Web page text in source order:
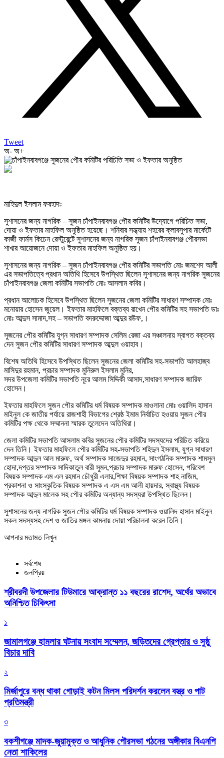
Tweet
অ- অ+
মাহিদুল ইসলাম ফরহাদঃ
সুশাসনের জন্য নাগরিক – সুজন চাঁপাইনবাবগঞ্জ পৌর কমিটির উদ্যোগে পরিচিত সভা,
দোয়া ও ইফতার মাহফিল অনুষ্ঠিত হয়েছে। শনিবার সন্ধ্যায় শহরের ক্লাবসুপার মার্কেটে
কাজী ফার্মস কিচেন রেস্টুরেন্টে সুশাসনের জন্য নাগরিক সুজন চাঁপাইনবাবগঞ্জ পৌরসভা
শাখার আয়োজনে দোয়া ও ইফতার মাহফিল অনুষ্ঠিত হয়।
সুশাসনের জন্য নাগরিক – সুজন চাঁপাইনবাবগঞ্জ পৌর কমিটির সভাপতি মোঃ জমশেদ আলী
এর সভাপতিত্বে প্রধান অতিথি হিসেবে উপস্থিত ছিলেন সুশাসনের জন্য নাগরিক সুজনের
চাঁপাইনবাবগঞ্জ জেলা কমিটির সভাপতি মোঃ আসলাম কবির।
প্রধান আলোচক হিসেবে উপস্থিত ছিলেন সুজনের জেলা কমিটির সাধারণ সম্পাদক মোঃ
মনোয়ার হোসেন জুয়েল। ইফতার মাহফিলে বক্তব্য রাখেন পৌর কমিটির সহ সভাপতি ডাঃ
মোঃ আব্দুস সামাদ,সহ – সভাপতি বদরুদ্দোজা আব্দুর রউফ,।
সুজনের পৌর কমিটির যুগ্ন সাধারণ সম্পাদক সেলিম রেজা এর সঞ্চালনায় স্বাগত বক্তব্য
দেন সুজন পৌর কমিটির সাধারণ সম্পাদক আব্দুল ওয়াহাব।
বিশেষ অতিথি হিসেবে উপস্থিত ছিলেন সুজনের জেলা কমিটির সহ-সভাপতি আলহাজ্ব
মাসিদুর রহমান, প্রচার সম্পাদক মুনিরুল ইসলাম মুনির,
সদর উপজেলা কমিটির সভাপতি নূরে আলম সিদ্দিকী আসাদ,সাধারণ সম্পাদক জারিফ
হোসেন।
ইফতার মাহফিলে সুজন পৌর কমিটির ধর্ম বিষয়ক সম্পাদক মাওলানা মোঃ ওয়ালিদ হাসান
মাইনুল কে জাতীয় পর্যায়ে রাজশাহী বিভাগের শ্রেষ্ঠ ইমাম নির্বাচিত হওয়ায় সুজন পৌর
কমিটির পক্ষ থেকে সম্মাননা স্মারক তুলেদেন অতিথিরা।
জেলা কমিটির সভাপতি আসলাম কবির সুজনের পৌর কমিটির সদস্যদের পরিচিত করিয়ে
দেন তিনি। ইফতার মাহফিলে পৌর কমিটির সহ-সভাপতি শহিদুল ইসলাম, যুগ্ন সাধারণ
সম্পাদক আব্দুল আল মারুফ, অর্থ সম্পাদক সাজেদুর রহমান, সাংগঠনিক সম্পাদক শামসুল
হোদা,দপ্তর সম্পাদক সাদিকাতুল বারী সুমন,প্রচার সম্পাদক মারুফ হোসেন, পরিবেশ
বিষয়ক সম্পাদক এম এল রহমান চৌধুরী এলার,শিক্ষা বিষয়ক সম্পাদক শাহ নাজিম,
প্রকাশনা ও সাংস্কৃতিক বিষয়ক সম্পাদক এ এস এম আলী হায়দার, স্বাস্থ্য বিষয়ক
সম্পাদক আব্দুল মালেক সহ পৌর কমিটির অন্যান্য সদস্যরা উপস্থিত ছিলেন।
সুশাসনের জন্য নাগরিক সুজন পৌর কমিটির ধর্ম বিষয়ক সম্পাদক ওয়ালিদ হাসান মাইনুল
সকল সদস্যসহ দেশ ও জাতির মঙ্গল কামনায় দোয়া পরিচালনা করেন তিনি।
আপনার মতামত লিখুন
সর্বশেষ
জনপ্রিয়
শ্রীবরদী উপজেলার টিউমারে আক্রান্ত ১১ বছরের রাশেদ, অর্থের অভাবে
অনিশ্চিত চিকিৎসা
১
জামালগঞ্জে হামলার ঘটনায় সংবাদ সম্মেলন, জড়িতদের গ্রেপ্তার ও সুষ্ঠু
বিচার দাবি
২
মির্জাপুরে বন্ধ থাকা গোড়াই কটন মিলস পরিদর্শন করলেন বস্ত্র ও পাট
প্রতিমন্ত্রী
৩
বকশীগঞ্জে মাদক-জুয়ামুক্ত ও আধুনিক পৌরসভা গঠনের অঙ্গীকার বিএনপি
নেতা শাকিলের